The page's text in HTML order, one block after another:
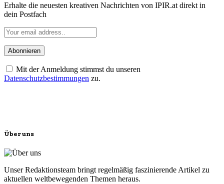
Erhalte die neuesten kreativen Nachrichten von IPIR.at direkt in
dein Postfach
Mit der Anmeldung stimmst du unseren
Datenschutzbestimmungen zu.
Über uns
Unser Redaktionsteam bringt regelmäßig faszinierende Artikel zu
aktuellen weltbewegenden Themen heraus.